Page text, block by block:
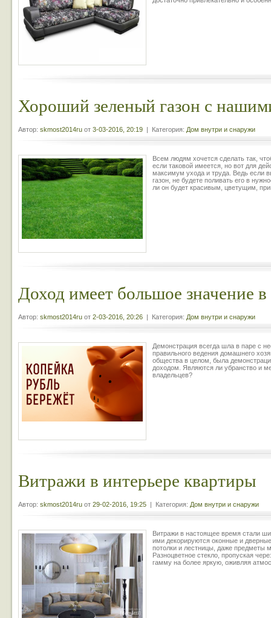
Хороший зеленый газон с
Автор: skmost2014ru от 3-03-2016, 20:19 | Категория: Дом внутри и снаружи
Всем людям хочется сделать так,
если таковой имеется, но вот для
максимум ухода и труда. Ведь если
газон, не будете поливать его в
ли он будет красивым, цветущим,
Доход имеет большое значение в
Автор: skmost2014ru от 2-03-2016, 20:26 | Категория: Дом внутри и снаружи
Демонстрация всегда шла в паре с
правильного ведения домашнего
общества в целом, была
доходом. Являются ли убранство и
владельцев?
Витражи в интерьере квартиры
Автор: skmost2014ru от 29-02-2016, 19:25 | Категория: Дом внутри и снаружи
Витражи в настоящее время стали
ими декорируются оконные и
потолки и лестницы, даже предметы
Разноцветное стекло, пропуская
гамму на более яркую, оживляя